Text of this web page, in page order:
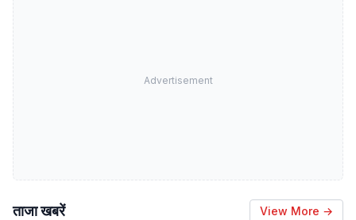
Advertisement
ताजा खबरें View More →